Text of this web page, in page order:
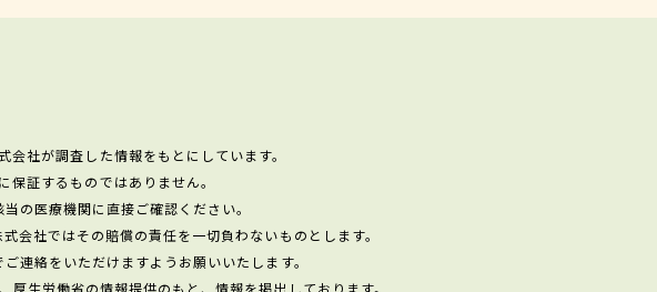
社が調査した情報をもとにしています。
証するものではありません。
の医療機関に直接ご確認ください。
会社ではその賠償の責任を一切負わないものとします。
連絡をいただけますようお願いいたします。
生労働省の情報提供のもと、情報を掲出しております。